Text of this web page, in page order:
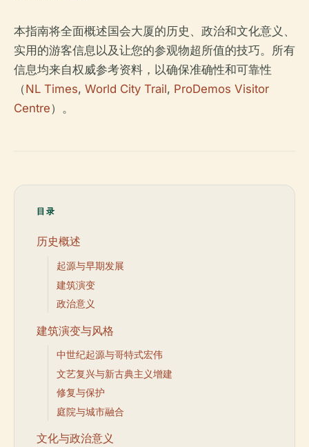
本指南将全面概述国会大厦的历史、政治和文化意义、
实用的游客信息以及让您的参观物超所值的技巧。所有
信息均来自权威参考资料，以确保准确性和可靠性
（NL Times, World City Trail, ProDemos Visitor
Centre）。
目录
历史概述
起源与早期发展
建筑演变
政治意义
建筑演变与风格
中世纪起源与哥特式宏伟
文艺复兴与新古典主义增建
修复与保护
庭院与城市融合
文化与政治意义